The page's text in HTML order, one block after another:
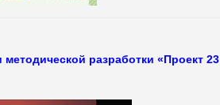
разработки «Проект 23